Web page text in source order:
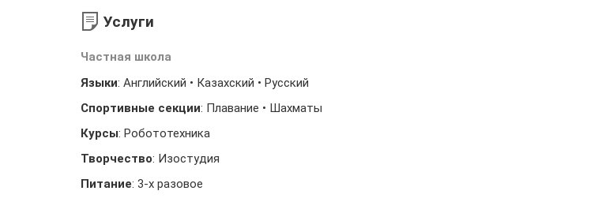
Услуги
Частная школа
Языки: Английский • Казахский • Русский
Спортивные секции: Плавание • Шахматы
Курсы: Робототехника
Творчество: Изостудия
Питание: 3-х разовое